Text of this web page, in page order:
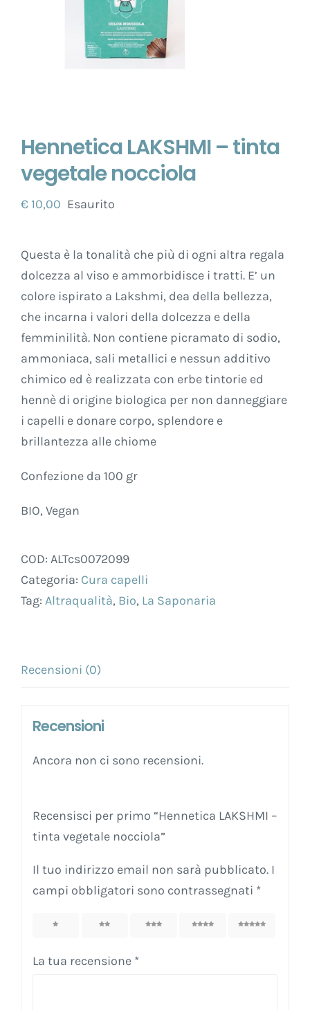
Hennetica LAKSHMI – tinta
vegetale nocciola
€ 10,00 Esaurito
Questa è la tonalità che più di ogni altra regala
dolcezza al viso e ammorbidisce i tratti. E’ un
colore ispirato a Lakshmi, dea della bellezza,
che incarna i valori della dolcezza e della
femminilità. Non contiene picramato di sodio,
ammoniaca, sali metallici e nessun additivo
chimico ed è realizzata con erbe tintorie ed
hennè di origine biologica per non danneggiare
i capelli e donare corpo, splendore e
brillantezza alle chiome
Confezione da 100 gr
BIO, Vegan
COD: ALTcs0072099
Categoria: Cura capelli
Tag: Altraqualità, Bio, La Saponaria
Recensioni (0)
Recensioni
Ancora non ci sono recensioni.
Recensisci per primo “Hennetica LAKSHMI –
tinta vegetale nocciola”
Il tuo indirizzo email non sarà pubblicato. I
campi obbligatori sono contrassegnati *
4 5
La tua recensione *